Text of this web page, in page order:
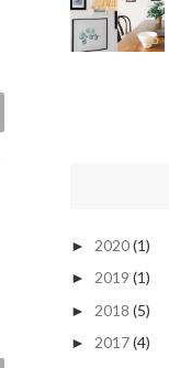
► 2020(1)
► 2019 (1)
► 2018 (5)
► 2017(4)